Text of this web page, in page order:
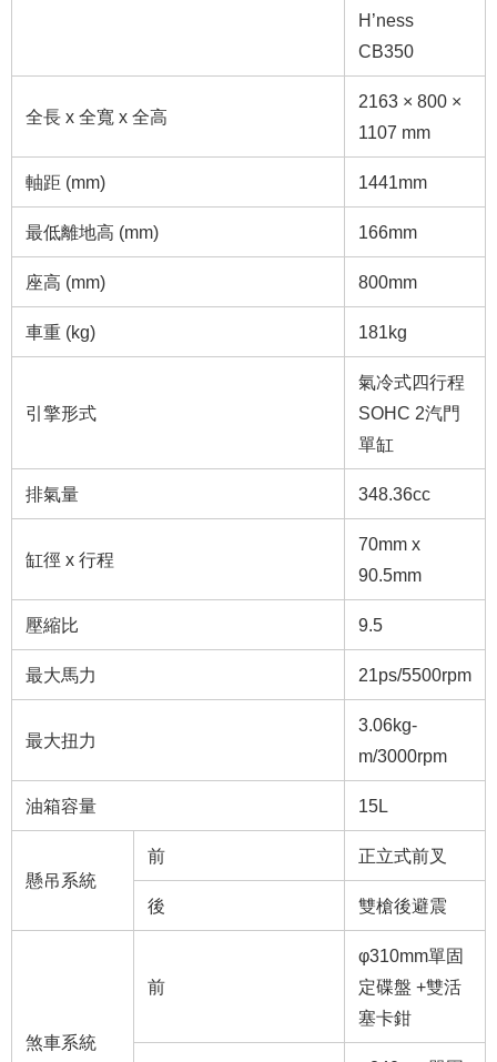
H’ness
CB350
全長 x 全寬 x 全高
2163 × 800 ×
1107 mm
軸距 (mm) 1441mm
最低離地高 (mm) 166mm
座高 (mm) 800mm
車重 (kg) 181kg
引擎形式
氣冷式四行程
SOHC 2汽門
單缸
排氣量 348.36cc
缸徑 x 行程
70mm x
90.5mm
壓縮比 9.5
最大馬力 21ps/5500rpm
最大扭力
3.06kg-
m/3000rpm
油箱容量 15L
懸吊系統
前 正立式前叉
後 雙槍後避震
煞車系統
前
φ310mm單固
定碟盤 +雙活
塞卡鉗